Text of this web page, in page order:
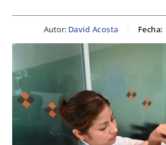
Autor: David Acosta Fecha: